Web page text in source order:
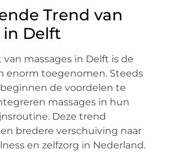
Trend van
in Delft
massages in Delft is de
enorm toegenomen. Steeds
de voordelen te
massages in hun
Deze trend
bredere verschuiving naar
en zelfzorg in Nederland.